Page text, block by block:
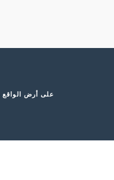
على أرض الواقع